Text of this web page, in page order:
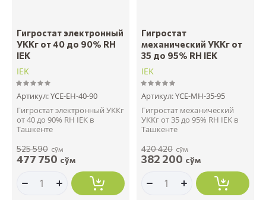
Гигростат электронный
УККг от 40 до 90% RH
IEK
IEK
Артикул:YCE-EH-40-90
Гигростат электронный УККг
от 40 до 90% RH IEK в
Ташкенте
525 590 сўм
477 750 сўм
Гигростат
механический УККг от
35 до 95% RH IEK
IEK
Артикул:YCE-MH-35-95
Гигростат механический
УККг от 35 до 95% RH IEK в
Ташкенте
420 420 сўм
382 200 сўм